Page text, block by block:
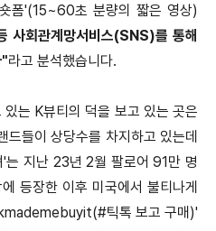
폼'(15~60초 분량의 짧은 영상)
사회관계망서비스(SNS)를 통해
"라고 분석했습니다.
는 K뷰티의 덕을 보고 있는 곳은
드들이 상당수를 차지하고 있는데
는 지난 23년 2월 팔로어 91만 명
등장한 이후 미국에서 불티나게
틱톡 보고 구매)'